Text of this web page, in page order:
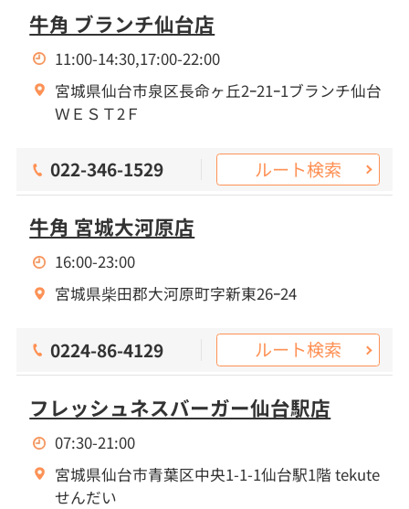
牛角 ブランチ仙台店
11:00-14:30,17:00-22:00
宮城県仙台市泉区長命ヶ丘2ｰ21ｰ1ブランチ仙台
ＷＥＳＴ2Ｆ
022-346-1529 ルート検索
牛角 宮城大河原店
16:00-23:00
宮城県柴田郡大河原町字新東26ｰ24
0224-86-4129 ルート検索
フレッシュネスバーガー仙台駅店
07:30-21:00
宮城県仙台市青葉区中央1-1-1仙台駅1階 tekute
せんだい